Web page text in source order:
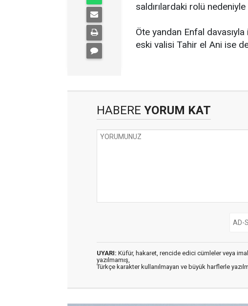
saldırılardaki rolü nedeniyle
Öte yandan Enfal
eski valisi Tahir el Ani ise
HABERE YORUM KAT
UYARI: Küfür, hakaret, rencide edici cümleler veya
yazılmamış,
Türkçe karakter kullanılmayan ve büyük harflerle